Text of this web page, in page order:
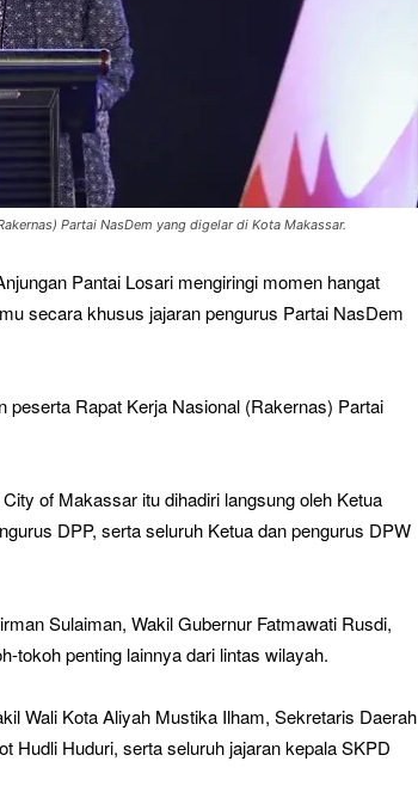
Partai NasDem yang digelar di Kota Makassar.
Pantai Losari mengiringi momen hangat
secara khusus jajaran pengurus Partai NasDem
Rapat Kerja Nasional (Rakernas) Partai
of Makassar itu dihadiri langsung oleh Ketua
DPP, serta seluruh Ketua dan pengurus DPW
Sulaiman, Wakil Gubernur Fatmawati Rusdi,
tokoh penting lainnya dari lintas wilayah.
Wali Kota Aliyah Mustika Ilham, Sekretaris Daerah
Hudli Huduri, serta seluruh jajaran kepala SKPD